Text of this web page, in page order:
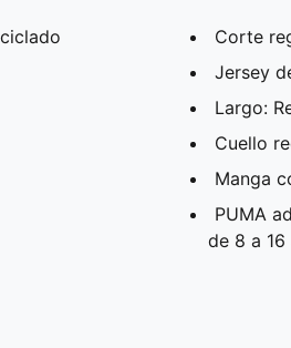
Corte
Jersey
Largo:
Cuello
Manga
PUMA
de 8 a 16